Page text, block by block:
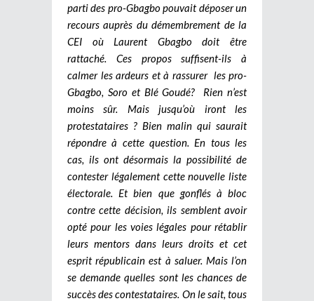
parti des pro-Gbagbo pouvait déposer un
recours auprès du démembrement de la
CEI où Laurent Gbagbo doit être
rattaché. Ces propos suffisent-ils à
calmer les ardeurs et à rassurer les pro-
Gbagbo, Soro et Blé Goudé? Rien n’est
moins sûr. Mais jusqu’où iront les
protestataires ? Bien malin qui saurait
répondre à cette question. En tous les
cas, ils ont désormais la possibilité de
contester légalement cette nouvelle liste
électorale. Et bien que gonflés à bloc
contre cette décision, ils semblent avoir
opté pour les voies légales pour rétablir
leurs mentors dans leurs droits et cet
esprit républicain est à saluer. Mais l’on
se demande quelles sont les chances de
succès des contestataires. On le sait, tous